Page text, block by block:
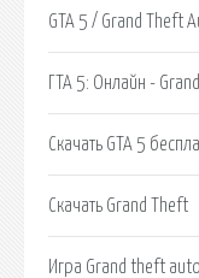
GTA 5 / Grand Theft
ГТА 5: Онлайн -
Скачать GTA 5
Скачать Grand Theft
Игра Grand theft